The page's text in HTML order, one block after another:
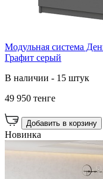
Модульная система
Графит серый
В наличии - 15 штук
49 950 тенге
Добавить в корзину
Новинка